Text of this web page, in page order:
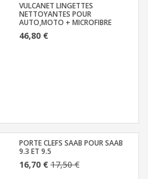
VULCANET LINGETTES
NETTOYANTES POUR
AUTO,MOTO + MICROFIBRE
46,80 €
PORTE CLEFS SAAB POUR SAAB
9.3 ET 9.5
16,70 €17,50 €